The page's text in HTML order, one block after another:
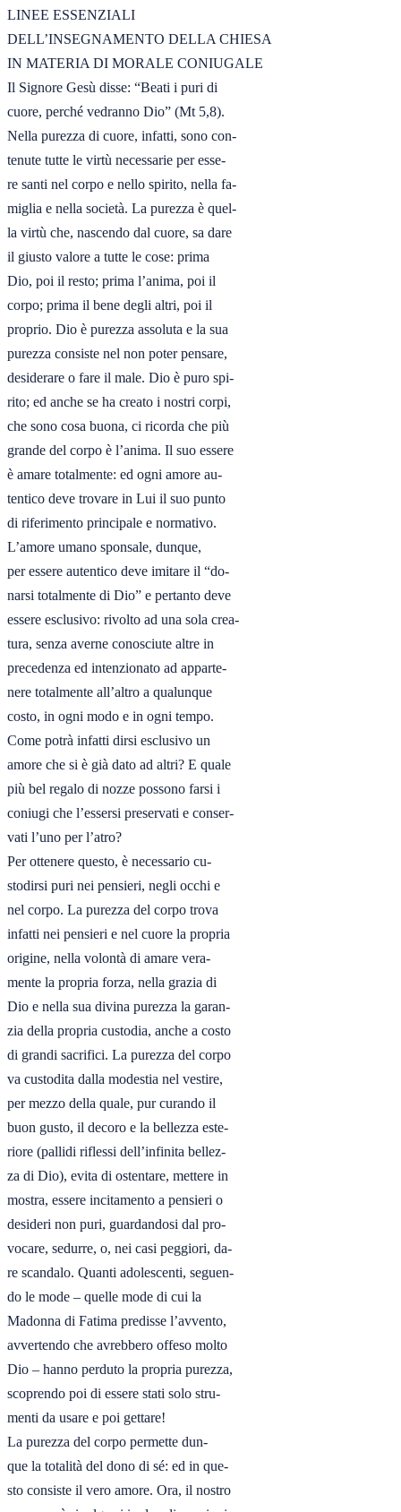
LINEE ESSENZIALI
DELL’INSEGNAMENTO DELLA CHIESA
IN MATERIA DI MORALE CONIUGALE
Il Signore Gesù disse: “Beati i puri di
cuore, perché vedranno Dio” (Mt 5,8).
Nella purezza di cuore, infatti, sono con-
tenute tutte le virtù necessarie per esse-
re santi nel corpo e nello spirito, nella fa-
miglia e nella società. La purezza è quel-
la virtù che, nascendo dal cuore, sa dare
il giusto valore a tutte le cose: prima
Dio, poi il resto; prima l’anima, poi il
corpo; prima il bene degli altri, poi il
proprio. Dio è purezza assoluta e la sua
purezza consiste nel non poter pensare,
desiderare o fare il male. Dio è puro spi-
rito; ed anche se ha creato i nostri corpi,
che sono cosa buona, ci ricorda che più
grande del corpo è l’anima. Il suo essere
è amare totalmente: ed ogni amore au-
tentico deve trovare in Lui il suo punto
di riferimento principale e normativo.
L’amore umano sponsale, dunque,
per essere autentico deve imitare il “do-
narsi totalmente di Dio” e pertanto deve
essere esclusivo: rivolto ad una sola crea-
tura, senza averne conosciute altre in
precedenza ed intenzionato ad apparte-
nere totalmente all’altro a qualunque
costo, in ogni modo e in ogni tempo.
Come potrà infatti dirsi esclusivo un
amore che si è già dato ad altri? E quale
più bel regalo di nozze possono farsi i
coniugi che l’essersi preservati e conser-
vati l’uno per l’atro?
Per ottenere questo, è necessario cu-
stodirsi puri nei pensieri, negli occhi e
nel corpo. La purezza del corpo trova
infatti nei pensieri e nel cuore la propria
origine, nella volontà di amare vera-
mente la propria forza, nella grazia di
Dio e nella sua divina purezza la garan-
zia della propria custodia, anche a costo
di grandi sacrifici. La purezza del corpo
va custodita dalla modestia nel vestire,
per mezzo della quale, pur curando il
buon gusto, il decoro e la bellezza este-
riore (pallidi riflessi dell’infinita bellez-
za di Dio), evita di ostentare, mettere in
mostra, essere incitamento a pensieri o
desideri non puri, guardandosi dal pro-
vocare, sedurre, o, nei casi peggiori, da-
re scandalo. Quanti adolescenti, seguen-
do le mode – quelle mode di cui la
Madonna di Fatima predisse l’avvento,
avvertendo che avrebbero offeso molto
Dio – hanno perduto la propria purezza,
scoprendo poi di essere stati solo stru-
menti da usare e poi gettare!
La purezza del corpo permette dun-
que la totalità del dono di sé: ed in que-
sto consiste il vero amore. Ora, il nostro